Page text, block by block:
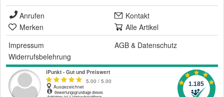
Anrufen
Kontakt
Merken
Alle Artikel
Impressum
AGB & Datenschutz
Widerrufsbelehrung